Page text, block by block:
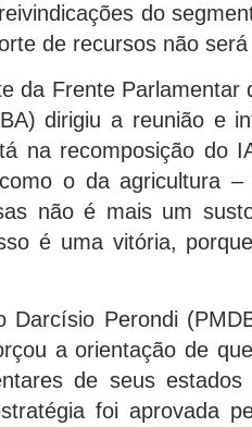
do
de recursos não
da Frente Parlamentar
dirigiu a reunião e
na recomposição do
o da agricultura
não é mais um
é uma vitória,
Darcísio Perondi
a orientação de
de seus
foi aprovada